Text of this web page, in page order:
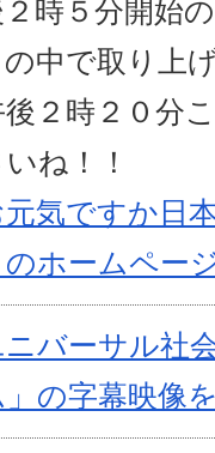
時５分開始
中で取り上
後２時２０分
ね！！
元気ですか日
のホームペー
ニバーサル社
」の字幕映像